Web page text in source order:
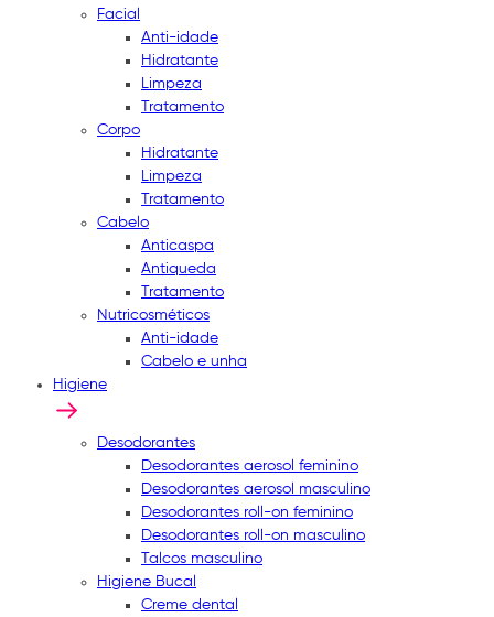
Facial
Anti-idade
Hidratante
Limpeza
Tratamento
Corpo
Hidratante
Limpeza
Tratamento
Cabelo
Anticaspa
Antiqueda
Tratamento
Nutricosméticos
Anti-idade
Cabelo e unha
Higiene
Desodorantes
Desodorantes aerosol feminino
Desodorantes aerosol masculino
Desodorantes roll-on feminino
Desodorantes roll-on masculino
Talcos masculino
Higiene Bucal
Creme dental